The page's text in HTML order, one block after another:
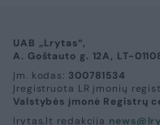
UAB „Lrytas“,
A. Goštauto g. 12A, LT-
Įm. kodas: 300781534
Įregistruota LR įmonių
Valstybės įmonė Registrų
lrytas.lt redakcija